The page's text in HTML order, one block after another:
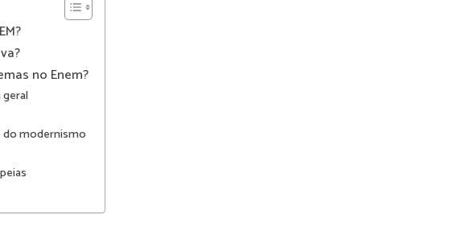
no Enem?
do modernismo